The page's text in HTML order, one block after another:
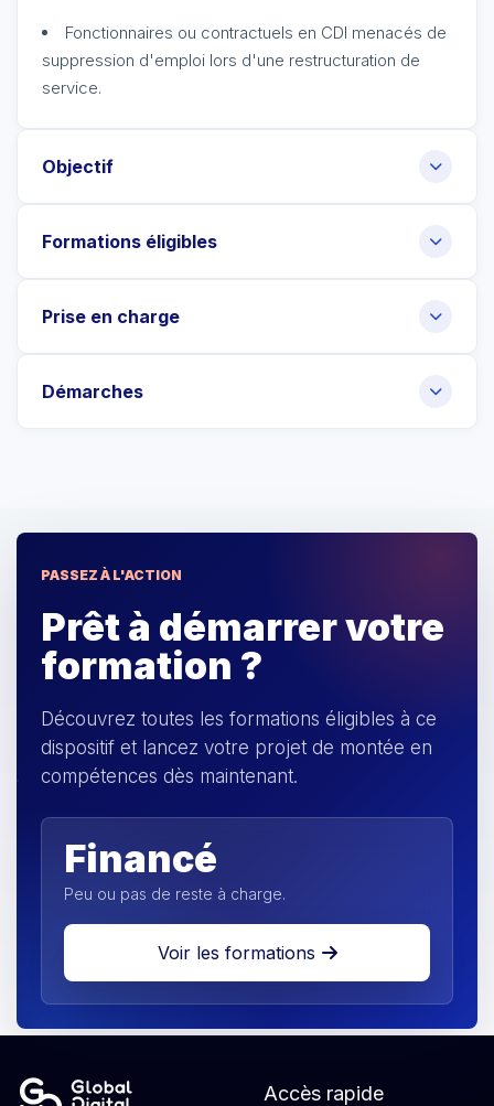
Fonctionnaires ou contractuels en CDI menacés de
suppression d'emploi lors d'une restructuration de
service.
Objectif
Formations éligibles
Prise en charge
Démarches
PASSEZ À L'ACTION
Prêt à démarrer votre
formation ?
Découvrez toutes les formations éligibles à ce
dispositif et lancez votre projet de montée en
compétences dès maintenant.
Financé
Peu ou pas de reste à charge.
Voir les formations
Accès rapide